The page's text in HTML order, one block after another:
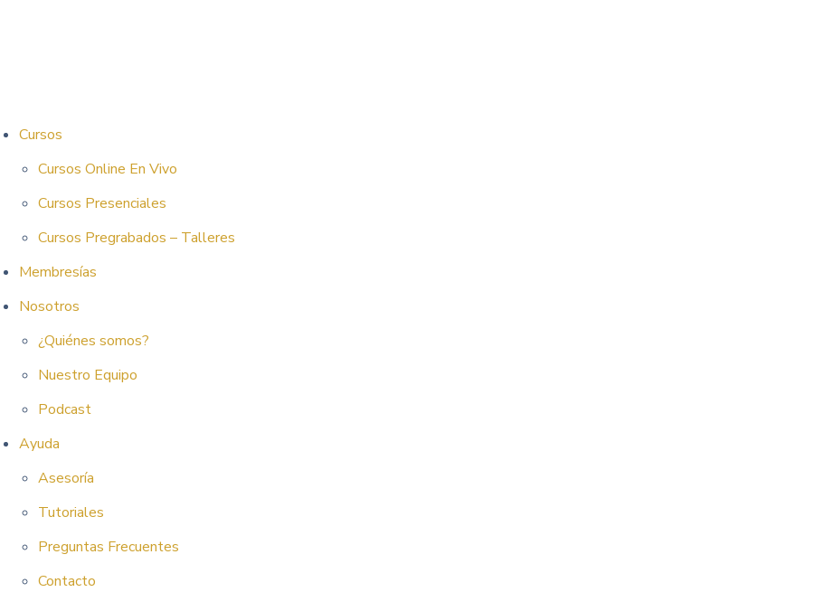
Cursos
Cursos Online En Vivo
Cursos Presenciales
Cursos Pregrabados – Talleres
Membresías
Nosotros
¿Quiénes somos?
Nuestro Equipo
Podcast
Ayuda
Asesoría
Tutoriales
Preguntas Frecuentes
Contacto